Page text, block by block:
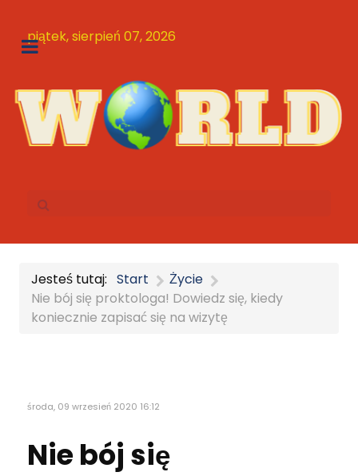
piątek, sierpień 07, 2026
Jesteś tutaj: Start
Życie
Nie bój się proktologa! Dowiedz się, kiedy
koniecznie zapisać się na wizytę
środa, 09 wrzesień 2020 16:12
Nie bój się